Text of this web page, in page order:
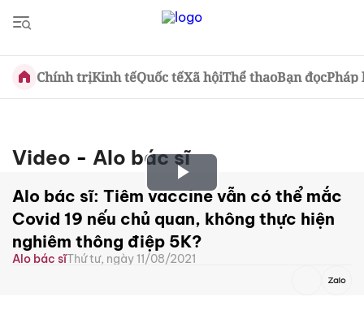
Chính trịKinh tếQuốc tếXã hộiThể thaoBạn đọcPháp
Video - Alo bác sĩ
Play
Video
Alo bác sĩ: Tiêm vaccine vẫn có thể mắc
Covid 19 nếu chủ quan, không thực hiện
nghiêm thông điệp 5K?
Alo bác sĩThứ tư, ngày 11/08/2021